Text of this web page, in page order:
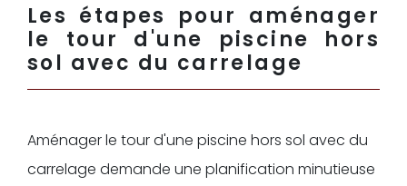
Les étapes pour aménager
le tour d'une piscine hors
sol avec du carrelage
Aménager le tour d'une piscine hors sol avec du
carrelage demande une planification minutieuse